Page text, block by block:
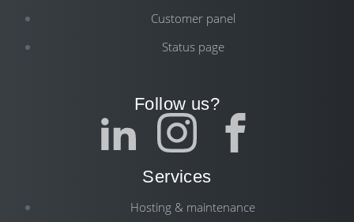
Customer panel
Status page
Follow us?
Services
Hosting & maintenance